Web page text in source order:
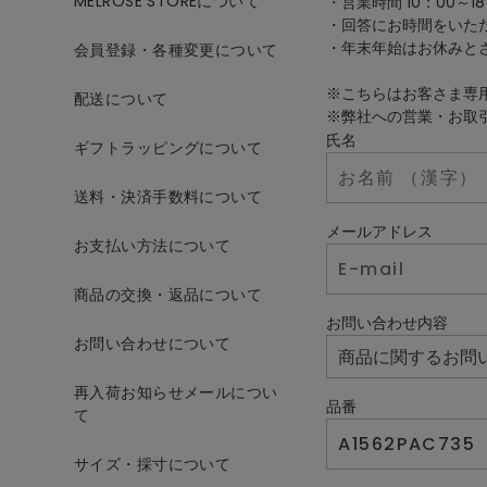
会員登録・各種変更について
配送について
ギフトラッピングについて
送料・決済手数料について
お支払い方法について
商品の交換・返品について
お問い合わせについて
再入荷お知らせメールについ
て
サイズ・採寸について
・回答にお時間をい
・年末年始はお休み
※こちらはお客さま専
※弊社への営業・お取
氏名
メールアドレス
お問い合わせ内容
品番